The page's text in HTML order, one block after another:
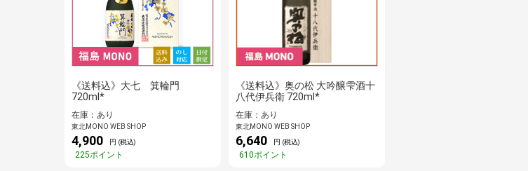
《送料込》大七 箕輪門
720ml*
在庫：あり
東北MONO WEB SHOP
4,900 円 (税込)
225ポイント
《送料込》奥の松 大吟醸雫酒十
八代伊兵衛 720ml*
在庫：あり
東北MONO WEB SHOP
6,640 円 (税込)
610ポイント